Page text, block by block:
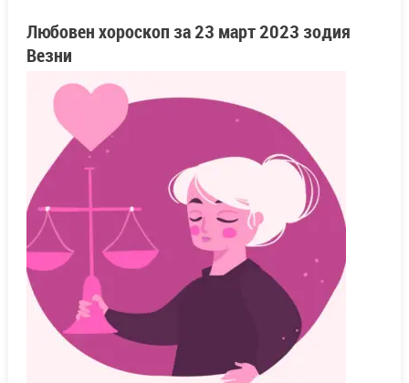
Любовен хороскоп за23 март2023 зодия
Везни